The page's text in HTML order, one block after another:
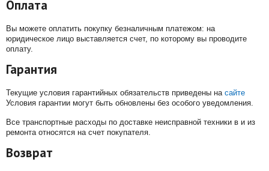
Оплата
Вы можете оплатить покупку безналичным платежом: на
юридическое лицо выставляется счет, по которому вы проводите
оплату.
Гарантия
Текущие условия гарантийных обязательств приведены на сайте
Условия гарантии могут быть обновлены без особого уведомления.
Все транспортные расходы по доставке неисправной техники в и из
ремонта относятся на счет покупателя.
Возврат